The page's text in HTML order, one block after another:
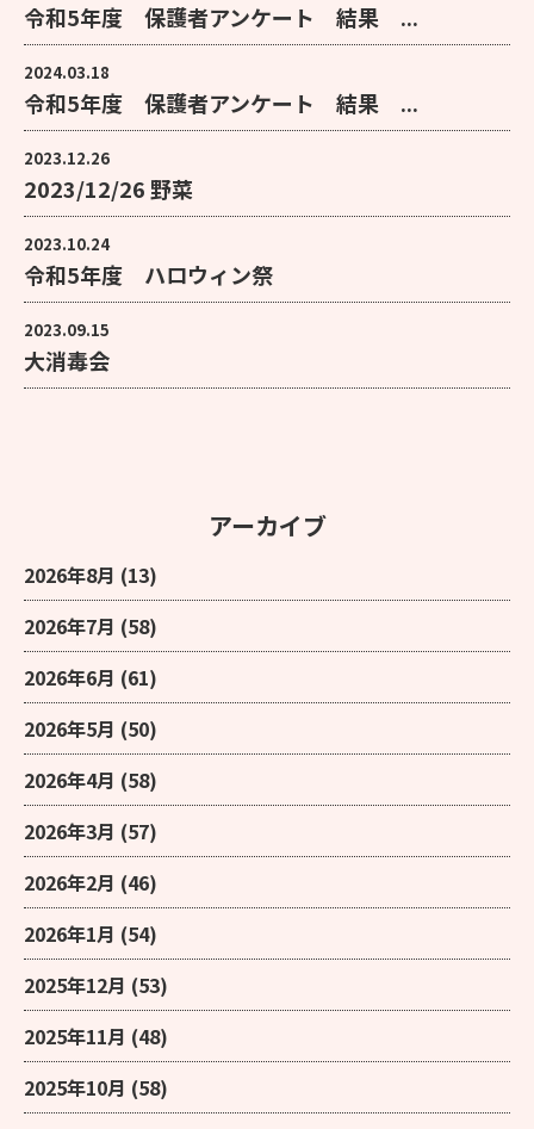
令和5年度 保護者アンケート 結果 ...
2024.03.18
令和5年度 保護者アンケート 結果 ...
2023.12.26
2023/12/26 野菜
2023.10.24
令和5年度 ハロウィン祭
2023.09.15
大消毒会
アーカイブ
2026年8月 (13)
2026年7月 (58)
2026年6月 (61)
2026年5月 (50)
2026年4月 (58)
2026年3月 (57)
2026年2月 (46)
2026年1月 (54)
2025年12月 (53)
2025年11月 (48)
2025年10月 (58)